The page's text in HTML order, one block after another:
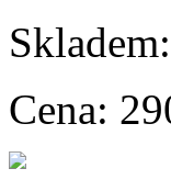
Skladem:
Cena: